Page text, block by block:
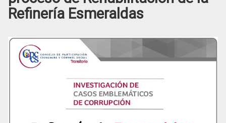
Control
Social
Refinería Esmeraldas